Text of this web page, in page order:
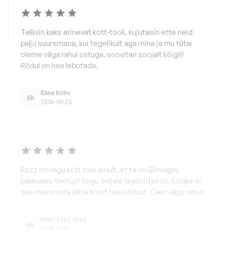
Tellisin kaks erinevat kott-tooli, kujutasin ette neid
palju suuremana, kui tegelikult aga mina ja mu tütar
oleme väga rahul ostuga, soovitan soojalt kõigil!
Rõdul on hea lebotada.
EK
Elina Kohv
2018-05-23
Razz on nagu kott tool ainult, et ta on ülimugav,
pakkudes toetust kogu seljale ja püsides nii. Lisaks ei
saa mainimata jätta kiiret teenindust. Olen väga rahul!
ML
Mari-Liis Lukas